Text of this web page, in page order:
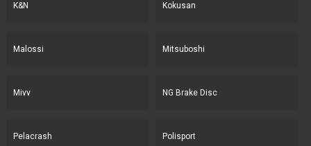
K&N Kokusan
Malossi Mitsuboshi
Mivv NG Brake Disc
Pelacrash Polisport